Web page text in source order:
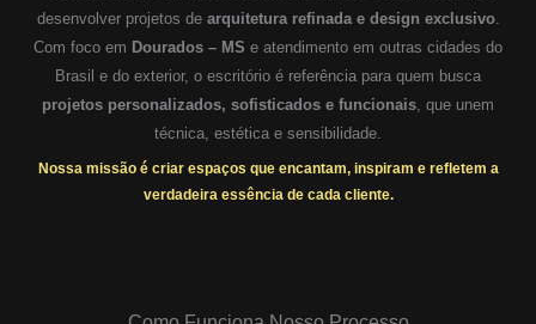
desenvolver projetos de arquitetura refinada e design exclusivo.
Com foco em Dourados – MS e atendimento em outras cidades do
Brasil e do exterior, o escritório é referência para quem busca
projetos personalizados, sofisticados e funcionais , que unem
técnica, estética e sensibilidade.
Nossa missão é criar espaços que encantam, inspiram e refletem a
verdadeira essência de cada cliente.